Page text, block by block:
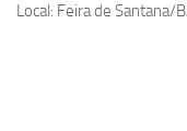
Local: Feira de Santana/